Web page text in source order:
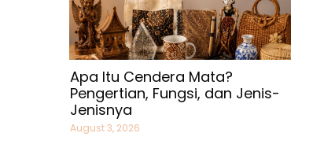
Apa Itu Cendera Mata?
Pengertian, Fungsi, dan Jenis-
Jenisnya
August 3, 2026